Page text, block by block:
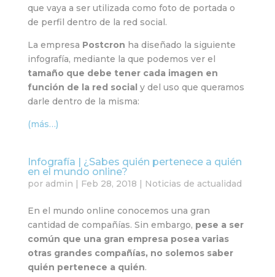
que vaya a ser utilizada como foto de portada o
de perfil dentro de la red social.
La empresa Postcron ha diseñado la siguiente
infografía, mediante la que podemos ver el
tamaño que debe tener cada imagen en
función de la red socialy del uso que queramos
darle dentro de la misma:
(más…)
Infografía | ¿Sabes quién pertenece a quién
en el mundo online?
por admin | Feb 28, 2018 | Noticias de actualidad
En el mundo online conocemos una gran
cantidad de compañías. Sin embargo, pese a ser
común que una gran empresa posea varias
otras grandes compañías, no solemos saber
quién pertenece a quién.